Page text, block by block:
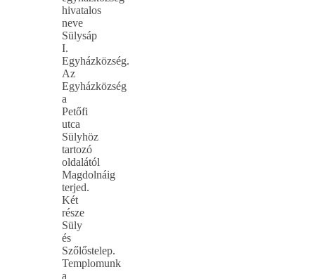
hivatalos
neve
Sülysáp
I.
Egyházközség.
Az
Egyházközség
a
Petőfi
utca
Sülyhöz
tartozó
oldalától
Magdolnáig
terjed.
Két
része
Süly
és
Szőlőstelep.
Templomunk
a